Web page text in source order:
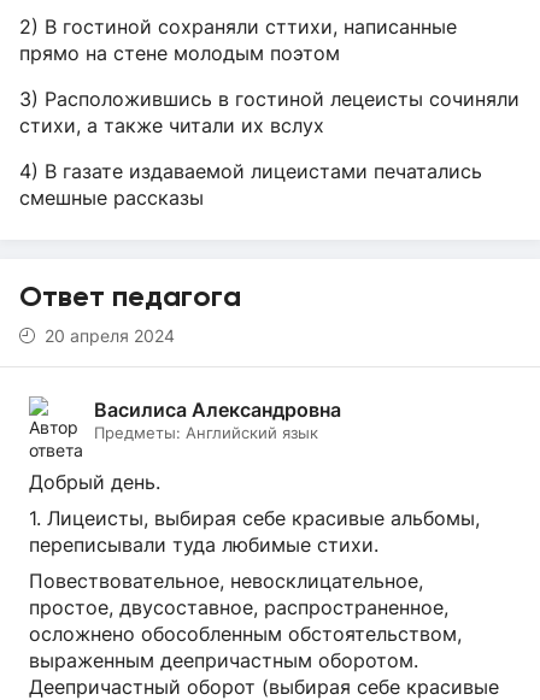
2) В гостиной сохраняли сттихи, написанные
прямо на стене молодым поэтом
3) Расположившись в гостиной лецеисты сочиняли
стихи, а также читали их вслух
4) В газате издаваемой лицеистами печатались
смешные рассказы
Ответ педагога
20 апреля 2024
Василиса Александровна
Предметы: Английский язык
Добрый день.
1. Лицеисты, выбирая себе красивые альбомы,
переписывали туда любимые стихи.
Повествовательное, невосклицательное,
простое, двусоставное, распространенное,
осложнено обособленным обстоятельством,
выраженным деепричастным оборотом.
Деепричастный оборот (выбирая себе красивые